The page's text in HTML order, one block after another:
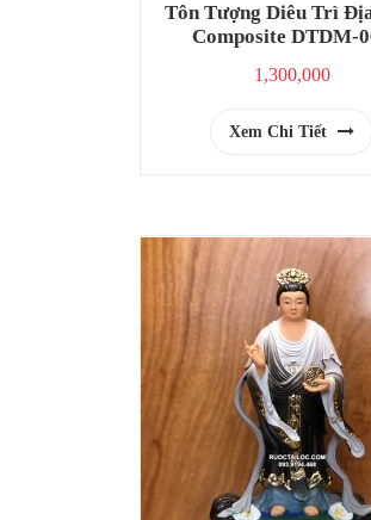
Tôn Tượng Diêu Trì
Composite DTDM-
1,300,000
Xem Chi Tiết